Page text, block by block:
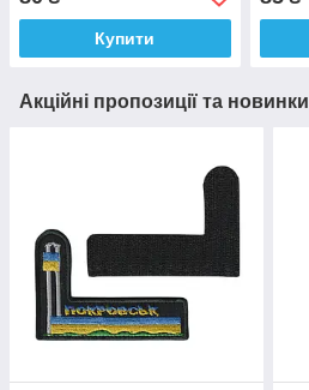
Купити
Акційні пропозиції та новинки